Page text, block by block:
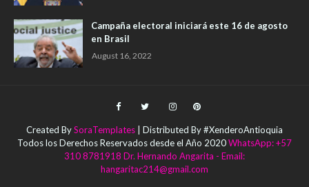
Campaña electoral iniciará este 16 de agosto
en Brasil
August 16, 2022
Created BySoraTemplates | Distributed By #XenderoAntioquia
Todos los Derechos Reservados desde el Año 2020WhatsApp: +57
310 8781918 Dr. Hernando Angarita - Email:
hangaritac214@gmail.com